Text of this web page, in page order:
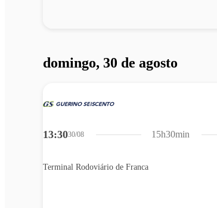
domingo, 30 de agosto
13:3030/08
Terminal Rodoviário de Franca
15h30min